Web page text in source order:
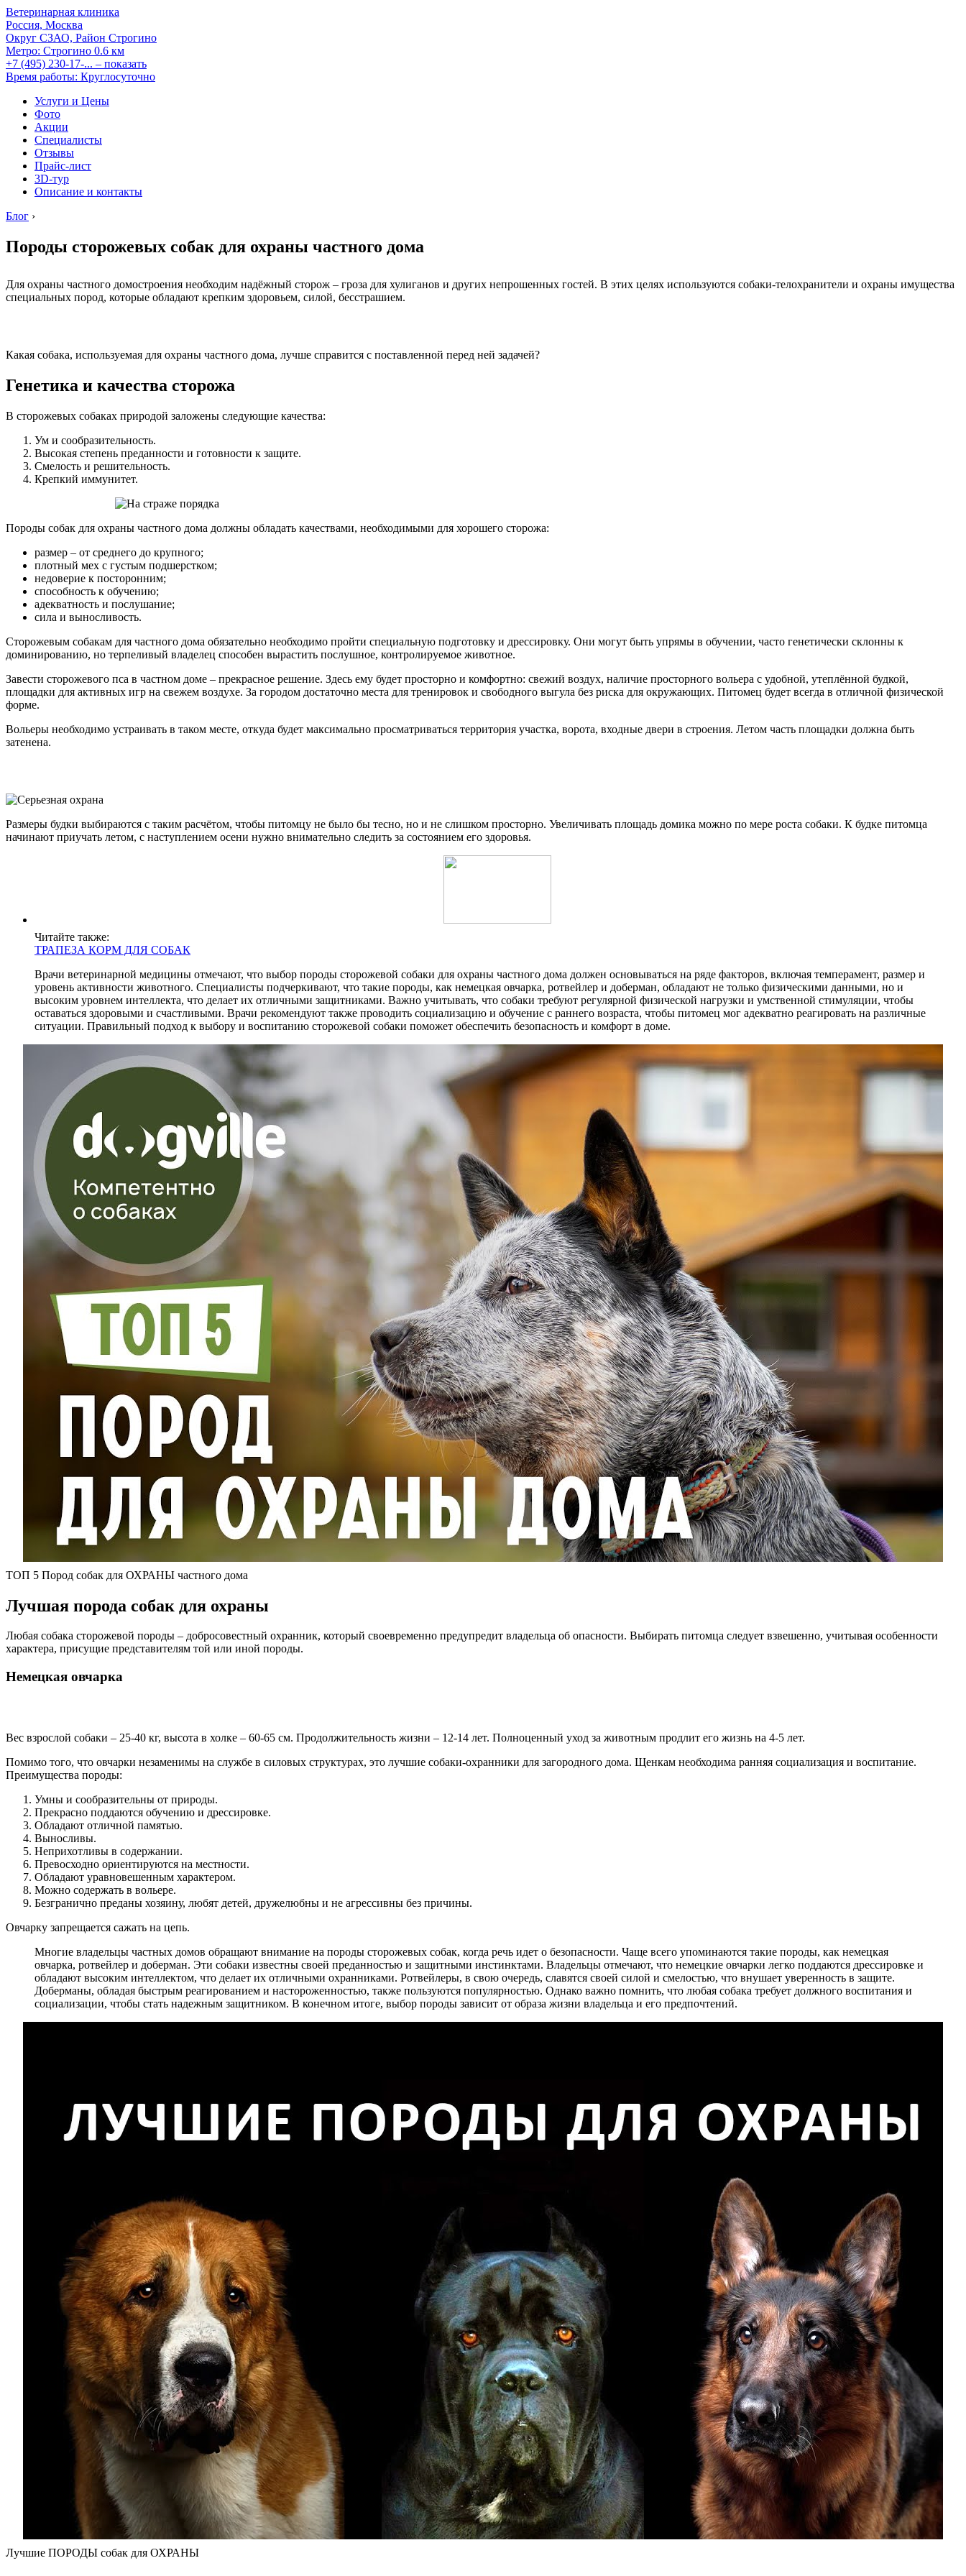
Ветеринарная клиника
Россия, Москва
Округ СЗАО, Район Строгино
Метро: Строгино 0.6 км
+7 (495) 230-17-... – показать
Время работы: Круглосуточно
Услуги и Цены
Фото
Акции
Специалисты
Отзывы
Прайс-лист
3D-тур
Описание и контакты
Блог ›
Породы сторожевых собак для охраны частного дома
Для охраны частного домостроения необходим надёжный сторож – гроза для хулиганов и других непрошенных гостей. В этих целях используются собаки-телохранители и охраны имущества
специальных пород, которые обладают крепким здоровьем, силой, бесстрашием.
Какая собака, используемая для охраны частного дома, лучше справится с поставленной перед ней задачей?
Генетика и качества сторожа
В сторожевых собаках природой заложены следующие качества:
Ум и сообразительность.
Высокая степень преданности и готовности к защите.
Смелость и решительность.
Крепкий иммунитет.
Породы собак для охраны частного дома должны обладать качествами, необходимыми для хорошего сторожа:
размер – от среднего до крупного;
плотный мех с густым подшерстком;
недоверие к посторонним;
способность к обучению;
адекватность и послушание;
сила и выносливость.
Сторожевым собакам для частного дома обязательно необходимо пройти специальную подготовку и дрессировку. Они могут быть упрямы в обучении, часто генетически склонны к
доминированию, но терпеливый владелец способен вырастить послушное, контролируемое животное.
Завести сторожевого пса в частном доме – прекрасное решение. Здесь ему будет просторно и комфортно: свежий воздух, наличие просторного вольера с удобной, утеплённой будкой,
площадки для активных игр на свежем воздухе. За городом достаточно места для тренировок и свободного выгула без риска для окружающих. Питомец будет всегда в отличной физической
форме.
Вольеры необходимо устраивать в таком месте, откуда будет максимально просматриваться территория участка, ворота, входные двери в строения. Летом часть площадки должна быть
затенена.
Размеры будки выбираются с таким расчётом, чтобы питомцу не было бы тесно, но и не слишком просторно. Увеличивать площадь домика можно по мере роста собаки. К будке питомца
начинают приучать летом, с наступлением осени нужно внимательно следить за состоянием его здоровья.
Читайте также:
ТРАПЕЗА КОРМ ДЛЯ СОБАК
Врачи ветеринарной медицины отмечают, что выбор породы сторожевой собаки для охраны частного дома должен основываться на ряде факторов, включая темперамент, размер и
уровень активности животного. Специалисты подчеркивают, что такие породы, как немецкая овчарка, ротвейлер и доберман, обладают не только физическими данными, но и
высоким уровнем интеллекта, что делает их отличными защитниками. Важно учитывать, что собаки требуют регулярной физической нагрузки и умственной стимуляции, чтобы
оставаться здоровыми и счастливыми. Врачи рекомендуют также проводить социализацию и обучение с раннего возраста, чтобы питомец мог адекватно реагировать на различные
ситуации. Правильный подход к выбору и воспитанию сторожевой собаки поможет обеспечить безопасность и комфорт в доме.
ТОП 5 Пород собак для ОХРАНЫ частного дома
Лучшая порода собак для охраны
Любая собака сторожевой породы – добросовестный охранник, который своевременно предупредит владельца об опасности. Выбирать питомца следует взвешенно, учитывая особенности
характера, присущие представителям той или иной породы.
Немецкая овчарка
Вес взрослой собаки – 25-40 кг, высота в холке – 60-65 см. Продолжительность жизни – 12-14 лет. Полноценный уход за животным продлит его жизнь на 4-5 лет.
Помимо того, что овчарки незаменимы на службе в силовых структурах, это лучшие собаки-охранники для загородного дома. Щенкам необходима ранняя социализация и воспитание.
Преимущества породы:
Умны и сообразительны от природы.
Прекрасно поддаются обучению и дрессировке.
Обладают отличной памятью.
Выносливы.
Неприхотливы в содержании.
Превосходно ориентируются на местности.
Обладают уравновешенным характером.
Можно содержать в вольере.
Безгранично преданы хозяину, любят детей, дружелюбны и не агрессивны без причины.
Овчарку запрещается сажать на цепь.
Многие владельцы частных домов обращают внимание на породы сторожевых собак, когда речь идет о безопасности. Чаще всего упоминаются такие породы, как немецкая
овчарка, ротвейлер и доберман. Эти собаки известны своей преданностью и защитными инстинктами. Владельцы отмечают, что немецкие овчарки легко поддаются дрессировке и
обладают высоким интеллектом, что делает их отличными охранниками. Ротвейлеры, в свою очередь, славятся своей силой и смелостью, что внушает уверенность в защите.
Доберманы, обладая быстрым реагированием и настороженностью, также пользуются популярностью. Однако важно помнить, что любая собака требует должного воспитания и
социализации, чтобы стать надежным защитником. В конечном итоге, выбор породы зависит от образа жизни владельца и его предпочтений.
Лучшие ПОРОДЫ собак для ОХРАНЫ